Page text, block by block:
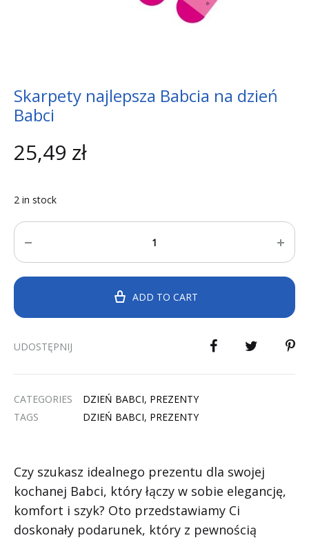
Skarpety najlepsza Babcia na dzień
Babci
25,49 zł
2 in stock
Quantity
ADD TO CART
UDOSTĘPNIJ
CATEGORIES DZIEŃ BABCI, PREZENTY
TAGS
DZIEŃ BABCI, PREZENTY
Czy szukasz idealnego prezentu dla swojej
kochanej Babci, który łączy w sobie elegancję,
komfort i szyk? Oto przedstawiamy Ci
doskonały podarunek, który z pewnością